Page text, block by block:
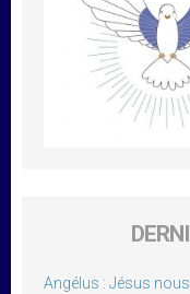
Angélus : Jésus